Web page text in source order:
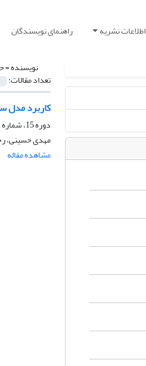
اطلاعات نشریه راهنمای نویسندگان
نویسنده =
تعداد مقالات:
کاربرد مدل
دوره 15، شماره 1، بهار 1391، صفحه
مهدی حسینی،
مشاهده مقاله